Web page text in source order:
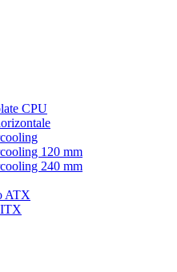
CPU
120 mm
240 mm
ATX